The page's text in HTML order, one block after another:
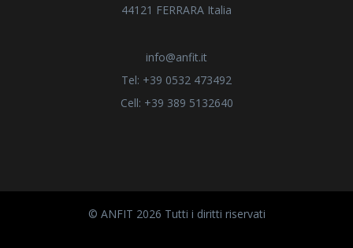
44121 FERRARA Italia
info@anfit.it
Tel: +39 0532 473492
Cell: +39 389 5132640
© ANFIT 2026 Tutti i diritti riservati